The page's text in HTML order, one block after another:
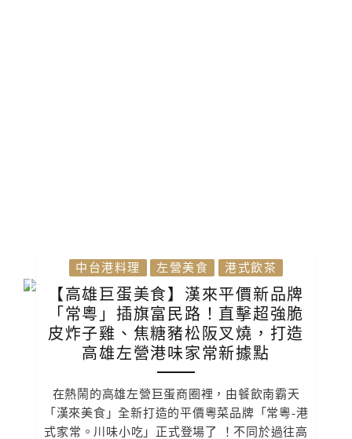
中台港料理 左營美食 港式飲茶
【高雄巨蛋美食】漢來平價新品牌
「常粵」插旗富民路！直擊超強脆
皮炸子雞、焦糖豬松阪叉燒，打造
高雄左營港味家常新據點
在熱鬧的高雄左營巨蛋商圈裡，由餐飲南霸天
「漢來美食」全新打造的平價粵菜品牌「常粵-港
式家常。川味小吃」正式登場了 ！不同於過往高